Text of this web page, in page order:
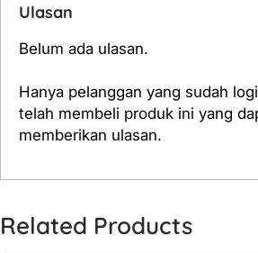
Ulasan
Belum ada ulasan.
Hanya pelanggan yang sudah
telah membeli produk ini yang
memberikan ulasan.
Related Products